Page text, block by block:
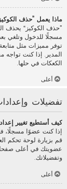
ماذا يعمل ”حذف
”حذف الكوكيز“ يحذف
مسجلًا للدخول وتلغي
توفر مميزات مثل
المدير. إذا كنت
الكعكات في حلها.
أعلى
تفضيلات
كيف أستطيع تغيير
إذا كنت عضوًا مسجلًا،
قم بزيارة لوحة تحكم
عضويتك في أعلى
وتفضيلاتك.
أعلى